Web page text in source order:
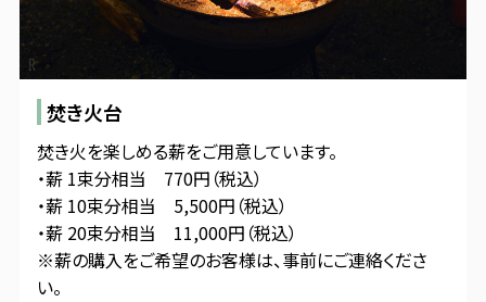
焚き火台
焚き火を楽しめる薪をご用意しています。
・薪 1束分相当 770円（税込）
・薪 10束分相当 5,500円（税込）
・薪 20束分相当 11,000円（税込）
※薪の購入をご希望のお客様は、事前にご連絡くださ
い。